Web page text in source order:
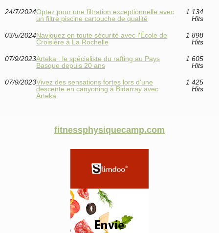
24/7/2024Optez pour une filtration exceptionnelle avec
un filtre piscine cartouche de qualité
1 134
Hits
03/5/2024Naviguez en toute sécurité avec l'École de
Croisière à La Rochelle
1 898
Hits
07/9/2023Arteka : le spécialiste du rafting au Pays
Basque depuis 20 ans
1 605
Hits
07/9/2023Vivez des sensations fortes lors d'une
descente en canyoning à Bidarray avec
Arteka.
1 425
Hits
fitnessphysiquecamp.com